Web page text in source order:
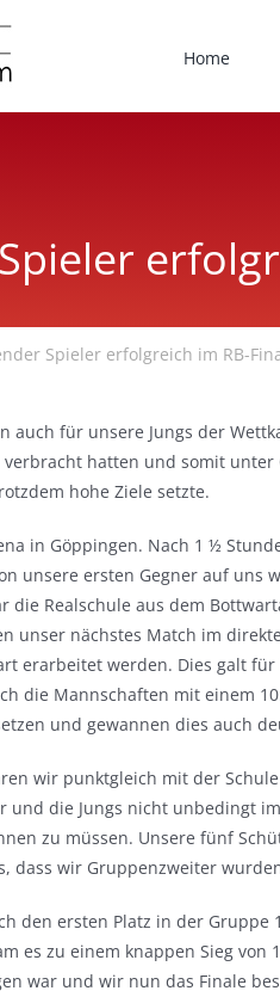
Home
Spieler erfolgreich im RB-
auch für unsere Jungs der
hatten und somit
hohe Ziele setzte.
in Göppingen. Nach 1 ½
unsere ersten Gegner auf uns
die Realschule aus dem
unser nächstes Match im
erarbeitet werden. Dies galt
die Mannschaften mit einem
und gewannen dies auch
wir punktgleich mit der
und die Jungs nicht unbedingt
zu müssen. Unsere fünf
dass wir Gruppenzweiter
den ersten Platz in der
es zu einem knappen Sieg
war und wir nun das Finale